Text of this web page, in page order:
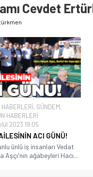
EN BÜYÜK HATALAR
Cevdet
HABERLERİ, GÜNDEM,
HABERLERİ
2023 19:05
ACI GÜNÜ!
ünlü iş insanları Vedat
Aşçı'nın ağabeyleri Hacı...